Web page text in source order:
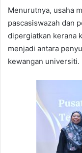
Menurutnya, usaha
pascasiswazah dan
dipergiatkan kerana
menjadi antara
kewangan universiti.